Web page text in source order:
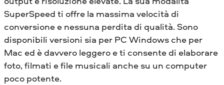
SuperSpeed ​​ti offre la massima velocità di
conversione e nessuna perdita di qualità. Sono
disponibili versioni sia per PC Windows che per
Mac ed è davvero leggero e ti consente di elaborare
foto, filmati e file musicali anche su un computer
poco potente.